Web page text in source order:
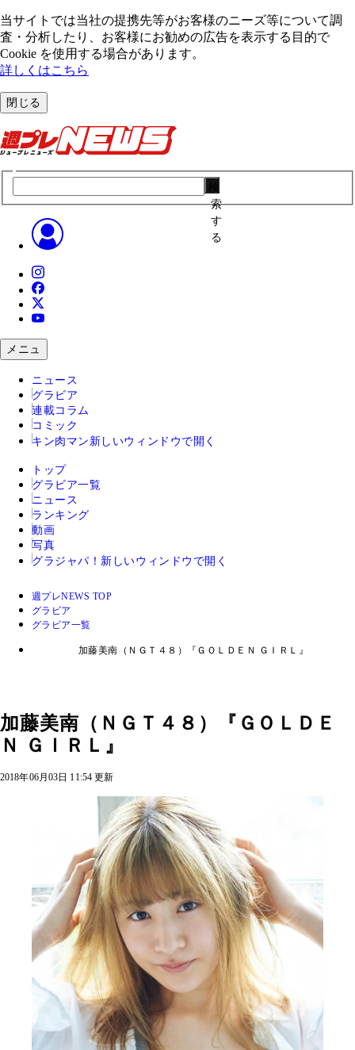
当サイトでは当社の提携先等がお客様のニーズ等について調
査・分析したり、お客様にお勧めの広告を表⽰する⽬的で
Cookie を使⽤する場合があります。
詳しくはこちら
閉じる
索
す
る
メニュ
ニュース
グラビア
連載コラム
コミック
キン肉マン 新しいウィンドウで開く
トップ
グラビア一覧
ニュース
ランキング
動画
写真
グラジャパ！ 新しいウィンドウで開く
週プレNEWS TOP
グラビア
グラビア一覧
加藤美南（ＮＧＴ４８）『ＧＯＬＤＥＮ ＧＩＲＬ』
加藤美南（ＮＧＴ４８）『ＧＯＬＤＥ
Ｎ ＧＩＲＬ』
2018年06月03日 11:54 更新